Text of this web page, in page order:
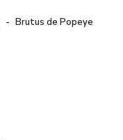
Brutus de Popeye